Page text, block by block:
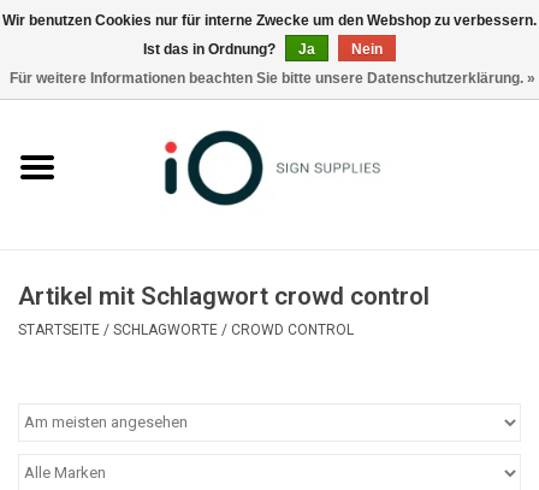
Marken
Artikel mit Schlagwort crowd control
STARTSEITE / SCHLAGWORTE / CROWD CONTROL
Wir benutzen Cookies nur für interne Zwecke um den Webshop zu verbessern.
Ist das in Ordnung?
Ja
Nein
Für weitere Informationen beachten Sie bitte unsere Datenschutzerklärung. »